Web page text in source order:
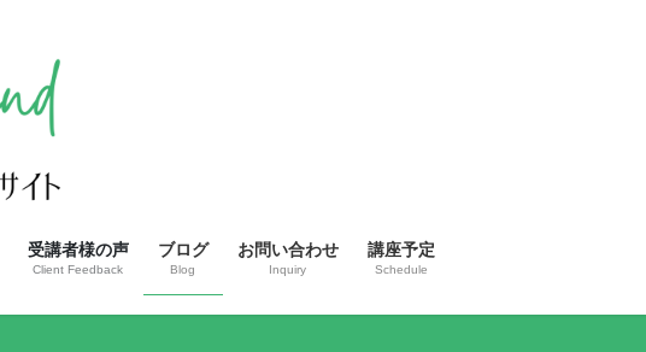
受講者様の声
Client Feedback
ブログ
Blog
お問い合わせ
Inquiry
講座予定
Schedule